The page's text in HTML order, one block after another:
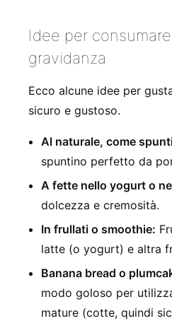
Idee per
gravidanza
Ecco alcune idee per
sicuro e gustoso.
Al naturale, come
spuntino perfetto da
A fette nello yogurt o
dolcezza e cremosità.
In frullati o smoothie:
latte (o yogurt) e altra
Banana bread o
modo goloso per
mature (cotte, quindi